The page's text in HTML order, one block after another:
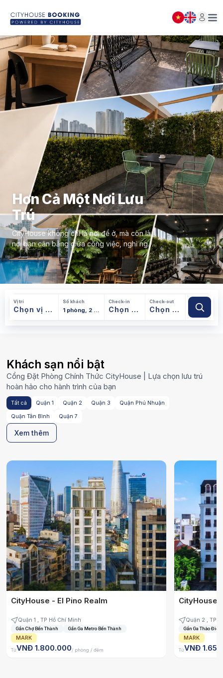
Hơn Cả Một Nơi Lưu
Trú
CityHouse không chỉ là nơi để ở, mà còn là
nơi bạn cân bằng giữa công việc, nghỉ ngơi
và những phút giây dành riêng cho mình.
Vị trí
TP Hồ Chí Minh
Số khách Check-in Check-out
Khách sạn nổi bật
Cổng Đặt Phòng Chính Thức CityHouse | Lựa chọn lưu trú
hoàn hảo cho hành trình của bạn
Tất cả Quận 1 Quận 2 Quận 3 Quận Phú Nhuận
Quận Tân Bình Quận 7
Xem thêm
CityHouse - El Pino Realm
Quận 1 , TP Hồ Chí Minh
Gần Chợ Bến Thành Gần Ga Metro Bến Thành
MARK
TừVNĐ 1.800.000/ phòng / đêm
CityHouse
Quận 2
Gần Ga Thảo Điền
MARK
TừVNĐ
Đóng
DANH SÁCH ĐẶT PHÒNG
THÔNG BÁO